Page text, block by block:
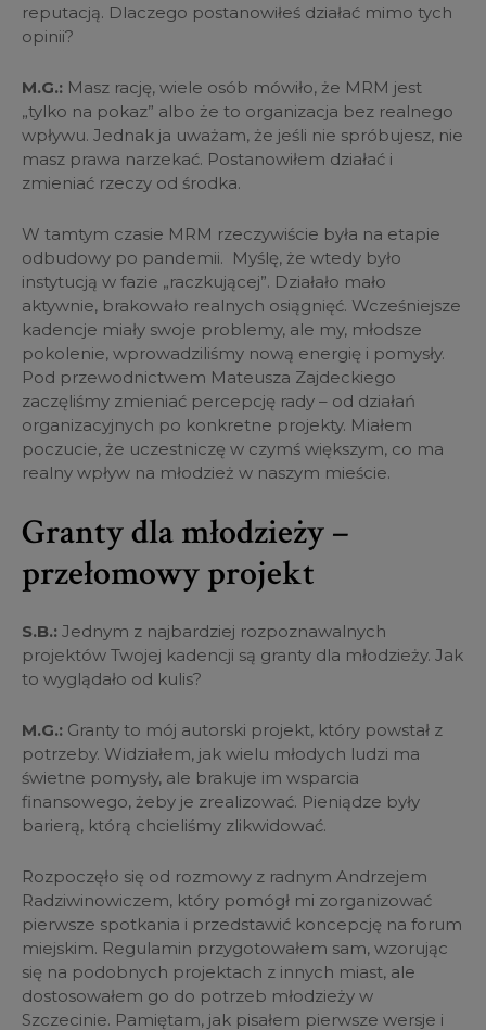
reputacją. Dlaczego postanowiłeś działać mimo tych
opinii?
M.G.: Masz rację, wiele osób mówiło, że MRM jest
„tylko na pokaz” albo że to organizacja bez realnego
wpływu. Jednak ja uważam, że jeśli nie spróbujesz, nie
masz prawa narzekać. Postanowiłem działać i
zmieniać rzeczy od środka.
W tamtym czasie MRM rzeczywiście była na etapie
odbudowy po pandemii. Myślę, że wtedy było
instytucją w fazie „raczkującej”. Działało mało
aktywnie, brakowało realnych osiągnięć. Wcześniejsze
kadencje miały swoje problemy, ale my, młodsze
pokolenie, wprowadziliśmy nową energię i pomysły.
Pod przewodnictwem Mateusza Zajdeckiego
zaczęliśmy zmieniać percepcję rady – od działań
organizacyjnych po konkretne projekty. Miałem
poczucie, że uczestniczę w czymś większym, co ma
realny wpływ na młodzież w naszym mieście.
Granty dla młodzieży –
przełomowy projekt
S.B.: Jednym z najbardziej rozpoznawalnych
projektów Twojej kadencji są granty dla młodzieży. Jak
to wyglądało od kulis?
M.G.: Granty to mój autorski projekt, który powstał z
potrzeby. Widziałem, jak wielu młodych ludzi ma
świetne pomysły, ale brakuje im wsparcia
finansowego, żeby je zrealizować. Pieniądze były
barierą, którą chcieliśmy zlikwidować.
Rozpoczęło się od rozmowy z radnym Andrzejem
Radziwinowiczem, który pomógł mi zorganizować
pierwsze spotkania i przedstawić koncepcję na forum
miejskim. Regulamin przygotowałem sam, wzorując
się na podobnych projektach z innych miast, ale
dostosowałem go do potrzeb młodzieży w
Szczecinie. Pamiętam, jak pisałem pierwsze wersje i